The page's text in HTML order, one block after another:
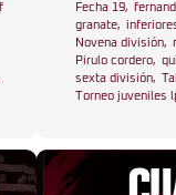
Fecha 19,
granate,
Novena división,
Pirulo cordero,
sexta división,
Torneo juveniles